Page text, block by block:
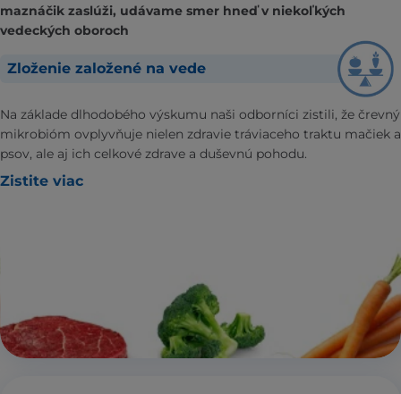
maznáčik zaslúži, udávame smer hneď v niekoľkých
vedeckých oboroch
Zloženie založené na vede
Na základe dlhodobého výskumu naši odborníci zistili, že črevný
mikrobióm ovplyvňuje nielen zdravie tráviaceho traktu mačiek a
psov, ale aj ich celkové zdrave a duševnú pohodu.
Zistite viac